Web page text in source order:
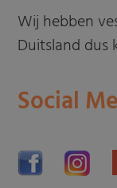
Wij hebben
Duitsland dus
Social